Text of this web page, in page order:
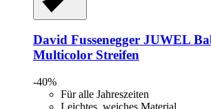
David Fussenegger JUWEL
Multicolor Streifen
-40%
Für alle Jahreszeiten